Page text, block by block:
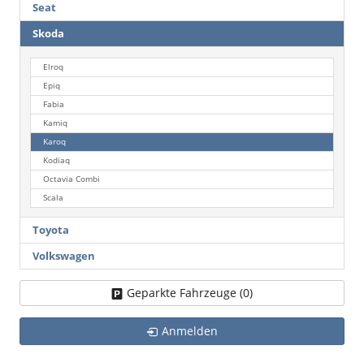
Seat
Skoda
Elroq
Epiq
Fabia
Kamiq
Karoq
Kodiaq
Octavia Combi
Scala
Toyota
Volkswagen
Geparkte Fahrzeuge (0)
Anmelden